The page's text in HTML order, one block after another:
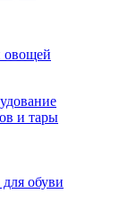
овощей
и тары
обуви